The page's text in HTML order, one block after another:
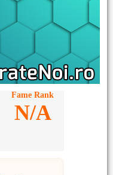
Fame Rank
N/A